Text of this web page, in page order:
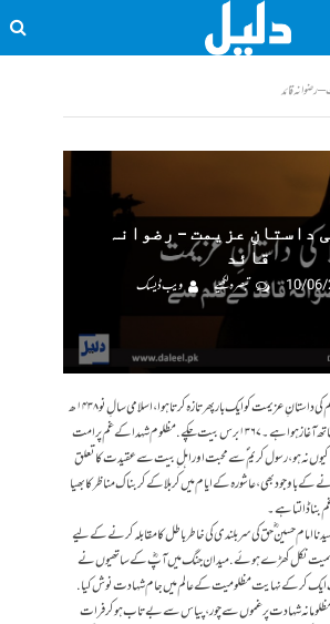
رضوانہ قائد
داستانِ عزیمت – رضوانہ
قائد
10/
تبصرہ لکھیے ویب ڈیسک
کربلا کے شہداء رضی اللہ عنہم کی داستانِ عزیمت کو ایک بار پھر تازہ کرتا ہوا، اسلامی سالِ نو ۱۴۳۸ھ
کا اپنے مخصوص انداز کے ساتھ آغاز ہوا ہے۔ ۱۳۶۷برس بیت چکے. مظلوم شہدا کے غم پر امت
نہ ہو، رسول کریم ؐ سے محبت اور اہل ِبیت سے عقیدت کا تعلق
باوجود بھی، عاشورہ کے ایام میں کربلا کے کربناک مناظر کا بھیا
بنا ڈالتا ہے۔
امام حسین ؓ حق کی سربلندی کی خاطر باطل کا مقابلہ کرنے کے لیے
کے ۷۲ افراد سمیت نکل کھڑے ہوئے. میدان جنگ میں آپؓ کے ساتھیوں نے
ایک کر کے نہایت مظلومیت کے عالم میں جام شہادت نوش کیا.
مظلومانہ شہادت پر غموں سے چور، پیاس سے بےتاب ہو کر فرات